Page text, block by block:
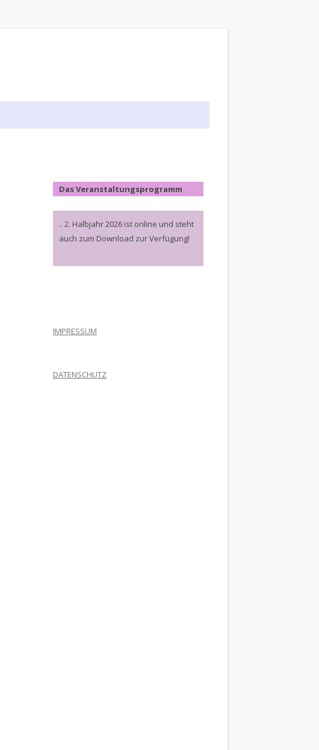
Das Veranstaltungsprogramm
.. 2. Halbjahr 2026 ist online und steht
auch zum Download zur Verfügung!
IMPRESSUM
DATENSCHUTZ